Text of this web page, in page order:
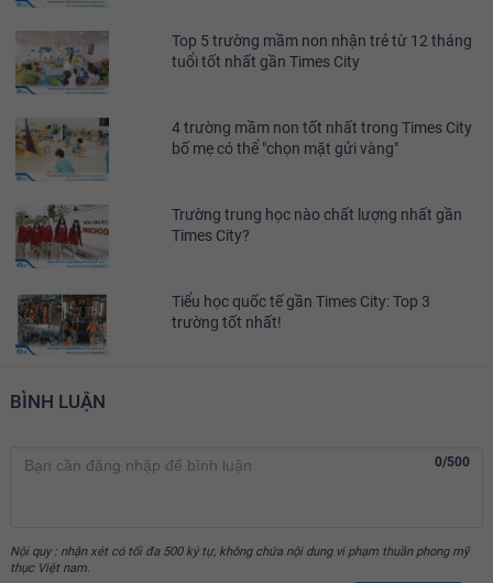
Top 5 trường mầm non nhận trẻ từ 12 tháng
tuổi tốt nhất gần Times City
4 trường mầm non tốt nhất trong Times City
bố mẹ có thể "chọn mặt gửi vàng"
Trường trung học nào chất lượng nhất gần
Times City?
Tiểu học quốc tế gần Times City: Top 3
trường tốt nhất!
BÌNH LUẬN
0/500
Nội quy : nhận xét có tối đa 500 ký tự, không chứa nội dung vi phạm thuần phong mỹ
thục Việt nam.